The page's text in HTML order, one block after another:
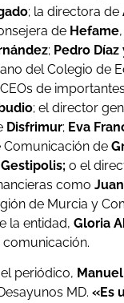
; la directora de
de Hefame,
; Pedro
del Colegio de
de
; el director
Disfrimur; Eva
de
o el
como
de Murcia y
la entidad, Gloria
periódico,
MD. «Es